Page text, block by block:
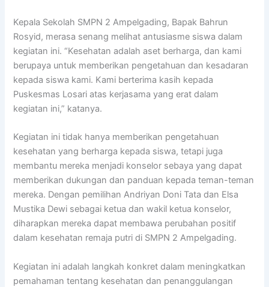
Kepala Sekolah SMPN 2 Ampelgading, Bapak Bahrun
Rosyid, merasa senang melihat antusiasme siswa dalam
kegiatan ini. “Kesehatan adalah aset berharga, dan kami
berupaya untuk memberikan pengetahuan dan kesadaran
kepada siswa kami. Kami berterima kasih kepada
Puskesmas Losari atas kerjasama yang erat dalam
kegiatan ini,” katanya.
Kegiatan ini tidak hanya memberikan pengetahuan
kesehatan yang berharga kepada siswa, tetapi juga
membantu mereka menjadi konselor sebaya yang dapat
memberikan dukungan dan panduan kepada teman-teman
mereka. Dengan pemilihan Andriyan Doni Tata dan Elsa
Mustika Dewi sebagai ketua dan wakil ketua konselor,
diharapkan mereka dapat membawa perubahan positif
dalam kesehatan remaja putri di SMPN 2 Ampelgading.
Kegiatan ini adalah langkah konkret dalam meningkatkan
pemahaman tentang kesehatan dan penanggulangan